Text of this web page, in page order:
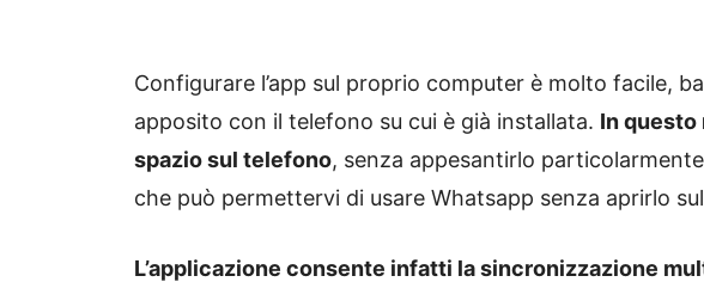
Configurare l’app sul proprio computer è molto facile,
apposito con il telefono su cui è già installata. In questo
spazio sul telefono, senza appesantirlo
che può permettervi di usare Whatsapp senza aprirlo
L’applicazione consente infatti la sincronizzazione